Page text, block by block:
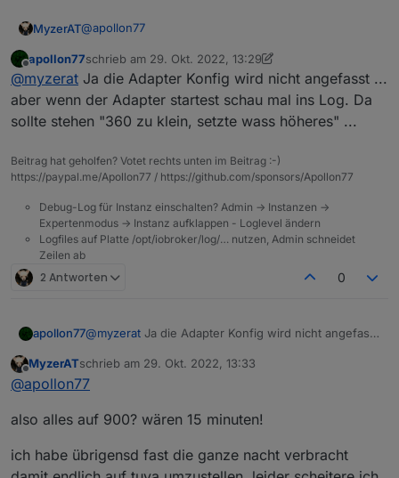
MyzerAT@apollon77
entweder habe ich es mal wieder übersehen, ich lese
hier nicht, das sich die zeiten geänder haben. habe
schon den browse aktualisiert .
bei mir steht über all noch immer 360 drinnen
apollon77schrieb am 29. Okt. 2022, 13:29
zuletzt editiert von apollon77
@myzerat Ja die Adapter Konfig wird nicht angefasst ...
aber wenn der Adapter startest schau mal ins Log. Da
sollte stehen "360 zu klein, setzte wass höheres" ...
Beitrag hat geholfen? Votet rechts unten im Beitrag :-)
https://paypal.me/Apollon77 / https://github.com/sponsors/Apollon77
Debug-Log für Instanz einschalten? Admin -> Instanzen ->
Expertenmodus -> Instanz aufklappen - Loglevel ändern
Logfiles auf Platte /opt/iobroker/log/… nutzen, Admin schneidet
Zeilen ab
2 Antworten 0
apollon77@myzerat Ja die Adapter Konfig wird nicht angefasst
Da sollte stehen "360 zu klein, setzte wass höheres"
...
Offline
MyzerATschrieb am 29. Okt. 2022, 13:33
zuletzt editiert von
@apollon77
also alles auf 900? wären 15 minuten!
ich habe übrigensd fast die ganze nacht verbracht